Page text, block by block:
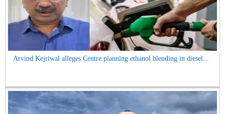
Arvind Kejriwal alleges Centre planning ethanol blending in diesel...